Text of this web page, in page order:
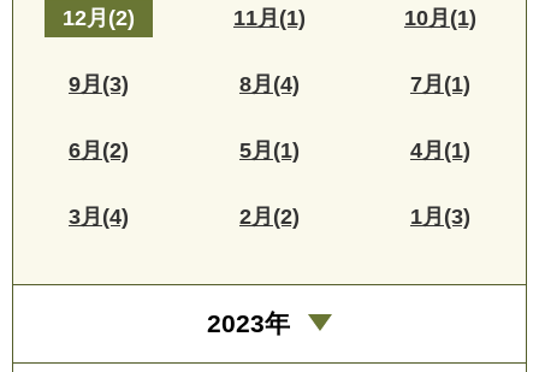
12月(2) 11月(1) 10月(1)
9月(3) 8月(4) 7月(1)
6月(2) 5月(1) 4月(1)
3月(4) 2月(2) 1月(3)
2023年